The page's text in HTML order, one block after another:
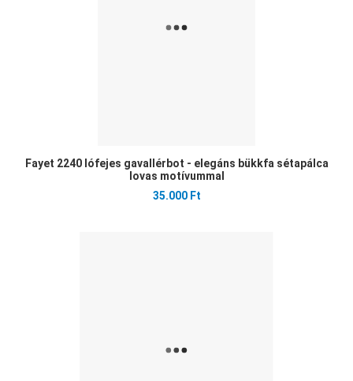
Fayet 2240 lófejes gavallérbot - elegáns bükkfa sétapálca
lovas motívummal
35.000 Ft